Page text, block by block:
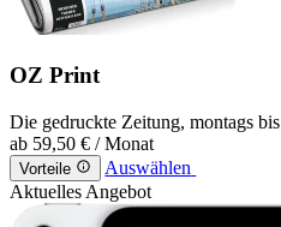
OZ Print
Die gedruckte Zeitung, montags bis
ab 59,50 € / Monat
Vorteile
Auswählen
Aktuelles Angebot